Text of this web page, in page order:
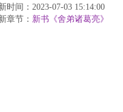
因为只要恰好租到灵帝驾
崩前的最后一个任期，就
时间：2023-07-03 15:14:00
章节： 新书《舍弟诸葛亮》